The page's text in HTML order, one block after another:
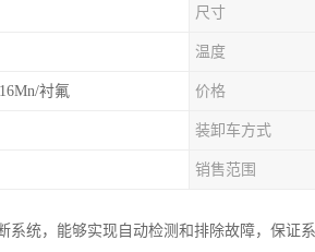
尺寸
温度
衬氟 价格
装卸车方式
销售范围
系统，能够实现自动检测和排除故障，保证